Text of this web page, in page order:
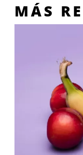
MÁS